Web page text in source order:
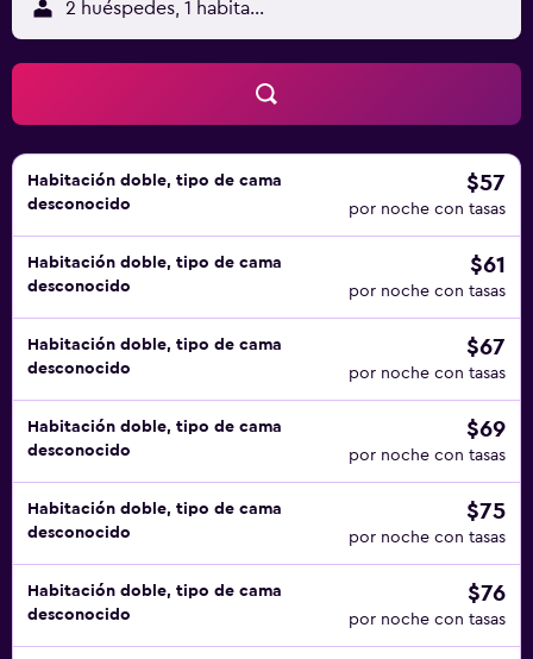
posible que se aplique un recargo).
2 huéspedes, 1 habitación
Habitación doble, tipo de cama
desconocido
$57
por noche con tasas
Habitación doble, tipo de cama
desconocido
$61
por noche con tasas
Habitación doble, tipo de cama
desconocido
$67
por noche con tasas
Habitación doble, tipo de cama
desconocido
$69
por noche con tasas
Habitación doble, tipo de cama
desconocido
$75
por noche con tasas
Habitación doble, tipo de cama
desconocido
$76
por noche con tasas